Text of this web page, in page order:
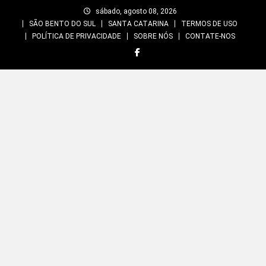
sábado, agosto 08, 2026
SÃO BENTO DO SUL
SANTA CATARINA
TERMOS DE USO
POLÍTICA DE PRIVACIDADE
SOBRE NÓS CONTATE-NOS